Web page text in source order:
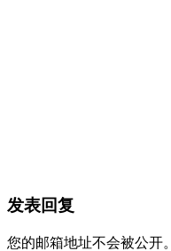
发表回复
您的邮箱地址不会被公开。